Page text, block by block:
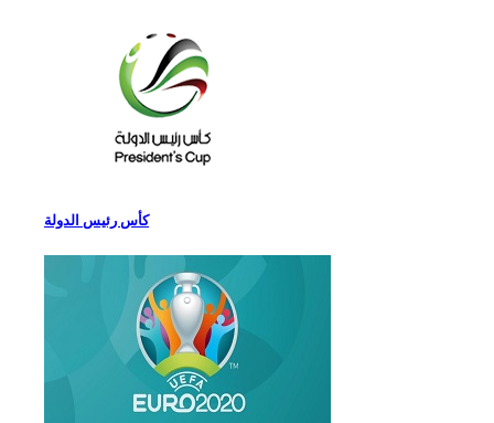
كأس رئيس الدولة